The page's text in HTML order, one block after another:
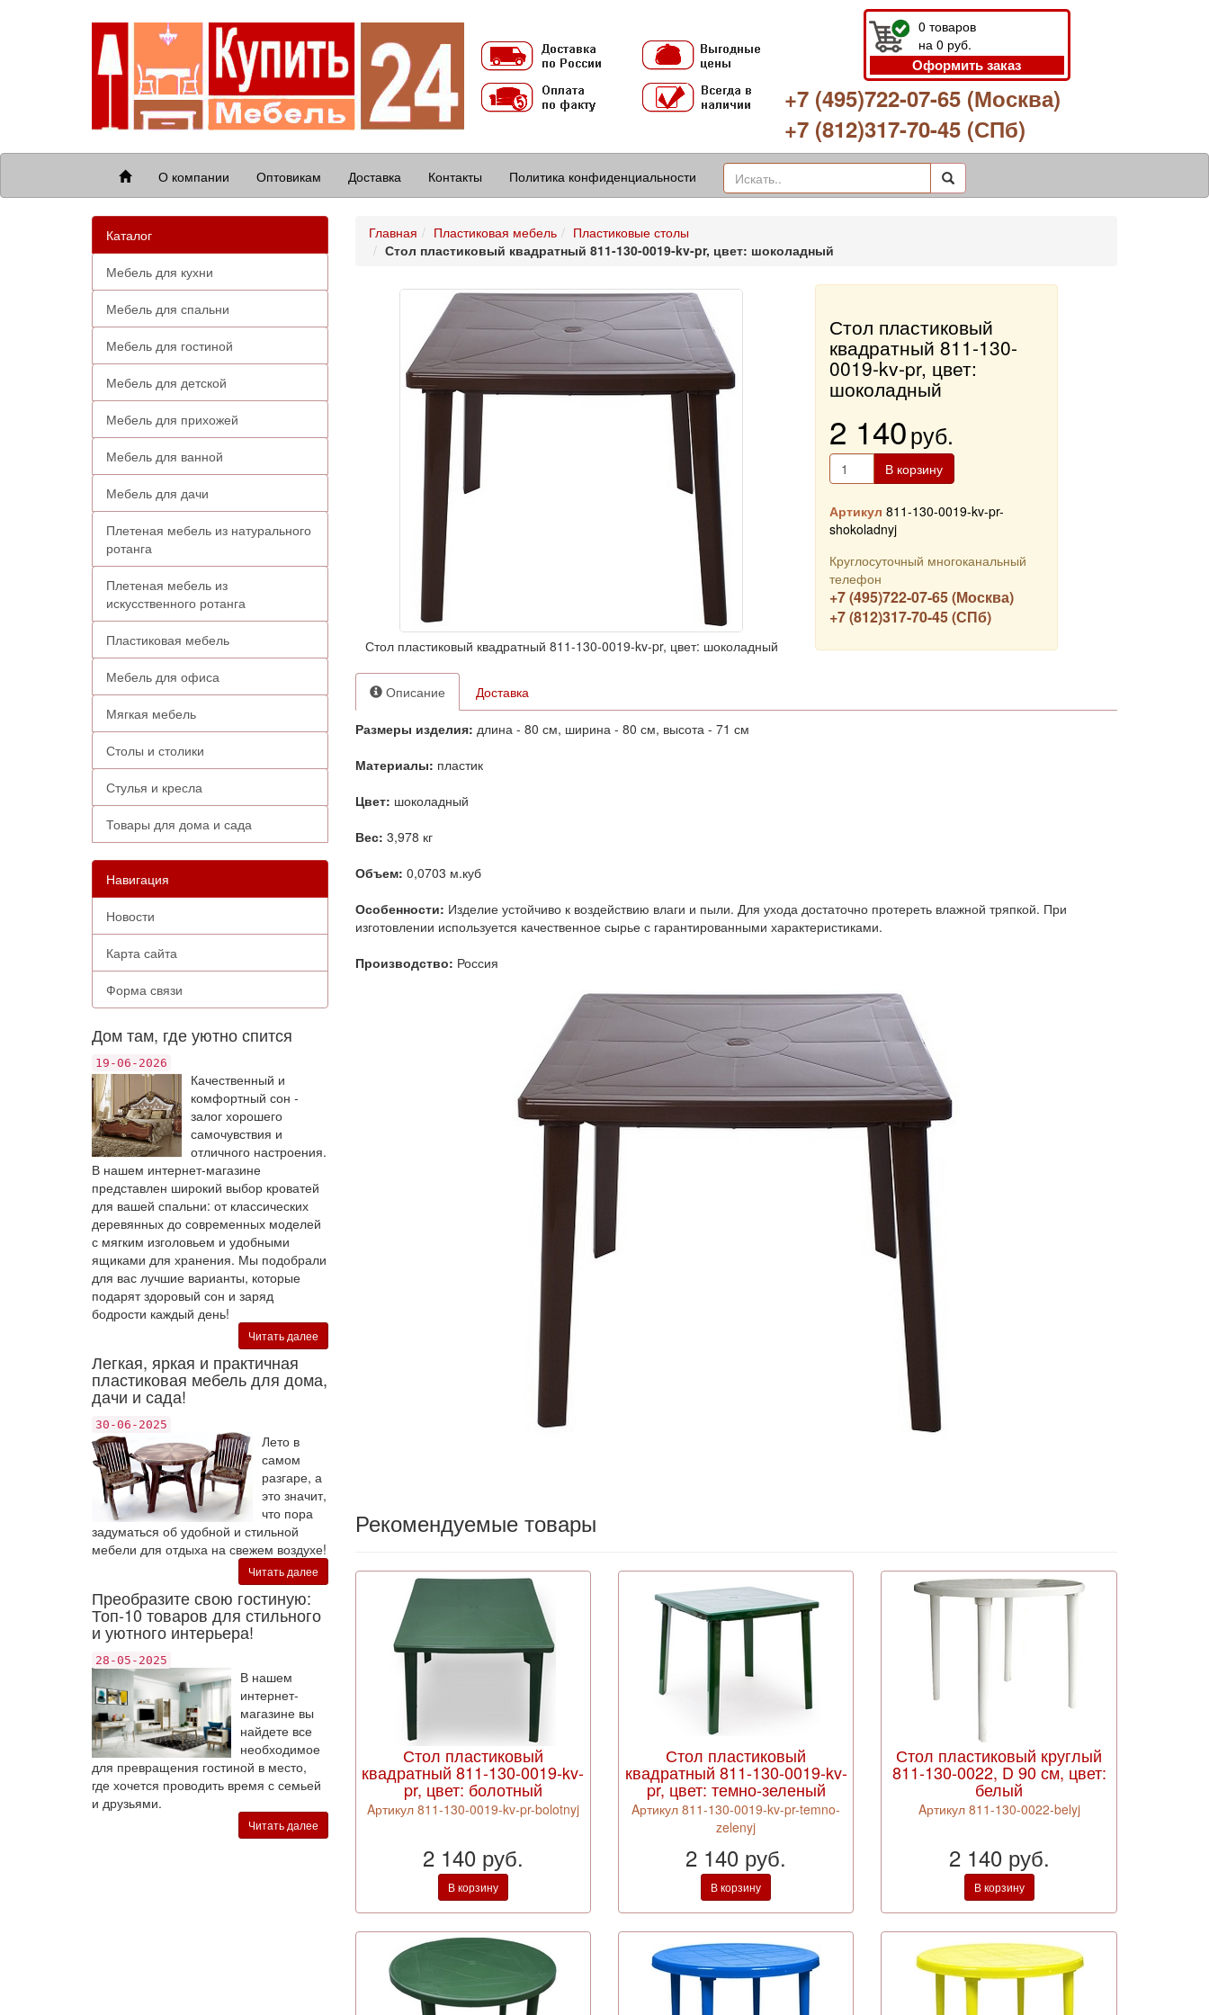
0 товаров
на 0 руб.
Оформить заказ
+7 (495)722-07-65 (Москва)
+7 (812)317-70-45 (СПб)
О компании Оптовикам Доставка Контакты Политика конфиденциальности
Каталог
Мебель для кухни
Мебель для спальни
Мебель для гостиной
Мебель для детской
Мебель для прихожей
Мебель для ванной
Мебель для дачи
Плетеная мебель из натурального
ротанга
Плетеная мебель из
искусственного ротанга
Пластиковая мебель
Мебель для офиса
Мягкая мебель
Столы и столики
Стулья и кресла
Товары для дома и сада
Навигация
Новости
Карта сайта
Форма связи
Дом там, где уютно спится
19-06-2026
Качественный и
комфортный сон -
залог хорошего
самочувствия и
отличного настроения.
В нашем интернет-магазине
представлен широкий выбор кроватей
для вашей спальни: от классических
деревянных до современных моделей
с мягким изголовьем и удобными
ящиками для хранения. Мы подобрали
для вас лучшие варианты, которые
подарят здоровый сон и заряд
бодрости каждый день!
Читать далее
Легкая, яркая и практичная
пластиковая мебель для дома,
дачи и сада!
30-06-2025
Лето в
самом
разгаре, а
это значит,
что пора
задуматься об удобной и стильной
мебели для отдыха на свежем воздухе!
Читать далее
Преобразите свою гостиную:
Топ-10 товаров для стильного
и уютного интерьера!
28-05-2025
В нашем
интернет-
магазине вы
найдете все
необходимое
для превращения гостиной в место,
где хочется проводить время с семьей
и друзьями.
Читать далее
Главная Пластиковая мебель
Пластиковые столы
Стол пластиковый квадратный 811-130-0019-kv-pr, цвет: шоколадный
Стол пластиковый квадратный 811-130-0019-kv-pr, цвет: шоколадный
Стол пластиковый
квадратный 811-130-
0019-kv-pr, цвет:
шоколадный
2 140руб.
В корзину
Артикул 811-130-0019-kv-pr-
shokoladnyj
Круглосуточный многоканальный
телефон
+7 (495)722-07-65 (Москва)
+7 (812)317-70-45 (СПб)
Описание Доставка
Размеры изделия: длина - 80 см, ширина - 80 см, высота - 71 см
Материалы: пластик
Цвет: шоколадный
Вес: 3,978 кг
Объем: 0,0703 м.куб
Особенности: Изделие устойчиво к воздействию влаги и пыли. Для ухода достаточно протереть влажной тряпкой. При
изготовлении используется качественное сырье с гарантированными характеристиками.
Производство: Россия
Рекомендуемые товары
Стол пластиковый
квадратный 811-130-0019-kv-
pr, цвет: болотный
Aртикул 811-130-0019-kv-pr-bolotnyj
2 140 руб.
В корзину
Стол пластиковый
квадратный 811-130-0019-kv-
pr, цвет: темно-зеленый
Aртикул 811-130-0019-kv-pr-temno-
zelenyj
2 140 руб.
В корзину
Стол пластиковый круглый
811-130-0022, D 90 см, цвет:
белый
Aртикул 811-130-0022-belyj
2 140 руб.
В корзину